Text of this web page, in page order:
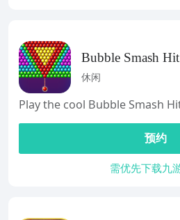
Bubble Smash Hit
休闲
Play the cool Bubble Smash
预约
需优先下载九